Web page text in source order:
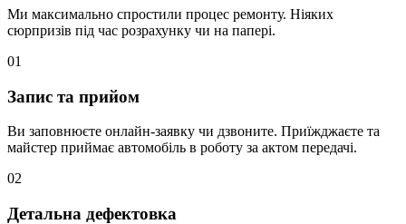
Ми максимально спростили процес ремонту. Ніяких
сюрпризів під час розрахунку чи на папері.
01
Запис та прийом
Ви заповнюєте онлайн-заявку чи дзвоните. Приїжджаєте та
майстер приймає автомобіль в роботу за актом передачі.
02
Детальна дефектовка